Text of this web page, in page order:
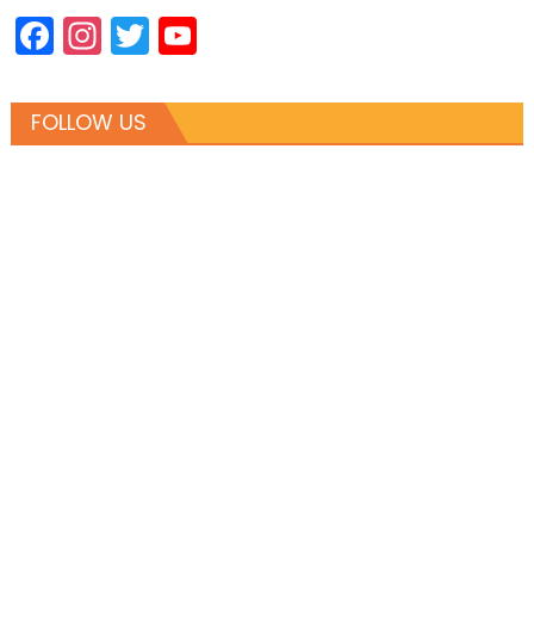
Facebook
Instagram
TwitterYouTube
FOLLOW US